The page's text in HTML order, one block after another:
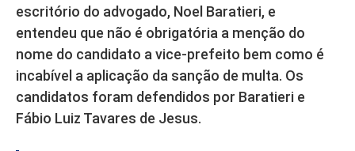
escritório do advogado, Noel Baratieri, e
entendeu que não é obrigatória a menção do
nome do candidato a vice-prefeito bem como é
incabível a aplicação da sanção de multa. Os
candidatos foram defendidos por Baratieri e
Fábio Luiz Tavares de Jesus.